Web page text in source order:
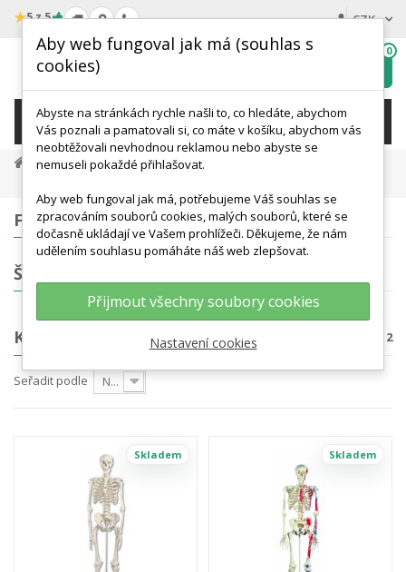
★5 z 5 CZK
wishlist
0
KATEGORIE
Anatomické Modely
Modely Lidské Kostry
FILTROVÁNÍ
ŠTÍTKY
KOSTRY V ŽIVOTNÍ VELIKOSTI Počet produktů: 12
Seřadit podle Nejprve produkty skladem
Skladem Skladem
Aby web fungoval jak má (souhlas s
cookies)
Abyste na stránkách rychle našli to, co hledáte, abychom
Vás poznali a pamatovali si, co máte v košíku, abychom vás
neobtěžovali nevhodnou reklamou nebo abyste se
nemuseli pokaždé přihlašovat.
Aby web fungoval jak má, potřebujeme Váš souhlas se
zpracováním souborů cookies, malých souborů, které se
dočasně ukládají ve Vašem prohlížeči. Děkujeme, že nám
udělením souhlasu pomáháte náš web zlepšovat.
Přijmout všechny soubory cookies
Nastavení cookies